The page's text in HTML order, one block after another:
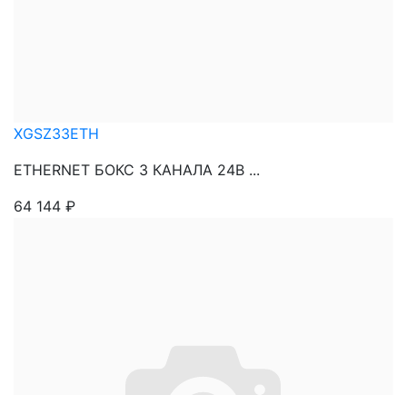
XGSZ33ETH
ETHERNET БОКС 3 КАНАЛА 24В ...
64 144 ₽